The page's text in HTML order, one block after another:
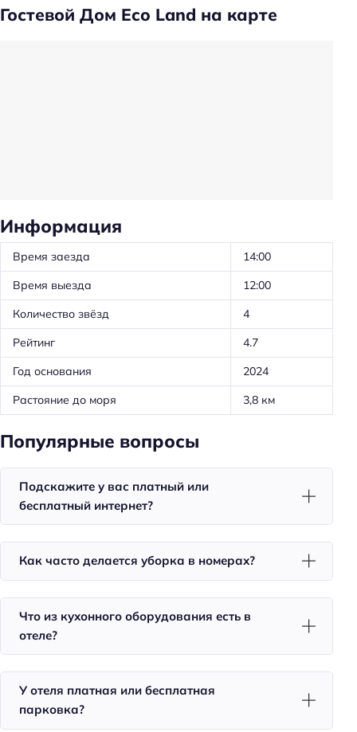
Общий туалет
Частота уборки: по запросу
Частота уборки: в определенные дни
Предоставление отчётных документов
Можно проводить вечеринки
Ускоренная регистрация заезда/отъезда
Проживание с животными
Оборудование для кухни: посуда
Оборудование для кухни: микроволновка
Трансфер: бесплатный
Удобства в номерах
Кухня/кухонный уголок в номере
Кондиционер в номере
Чай/кофе в номерах
Номера для некурящих
Номера для курящих
Телевизор в номере
Гостевой Дом Eco Land на карте
Информация
Время заезда
14:00
Время выезда
12:00
Количество звёзд
4
Рейтинг
4.7
Год основания
2024
Растояние до моря
3,8 км
Популярные вопросы
Подскажите у вас платный или
бесплатный интернет?
Как часто делается уборка в номерах?
Что из кухонного оборудования есть в
отеле?
У отеля платная или бесплатная
парковка?